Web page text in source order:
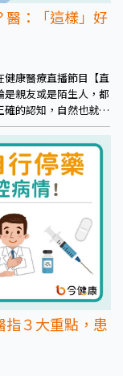
醫：「這樣」好
康醫療直播節目【直
親友或是陌生人，都
的認知，自然也就不
指３大重點，患